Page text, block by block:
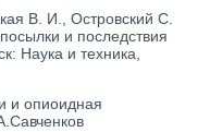
В. И., Островский С.
и последствия
Наука и техника,
и опиоидная